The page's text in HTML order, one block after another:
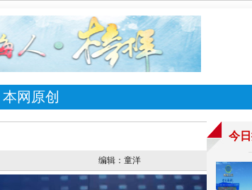
本网原创
编辑：童洋